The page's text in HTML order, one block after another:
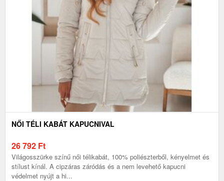
NŐI TÉLI KABÁT KAPUCNIVAL
26 792 Ft
Világosszürke színű női télikabát, 100% poliészterből, kényelmet és
stílust kínál. A cipzáras záródás és a nem levehető kapucni
védelmet nyújt a hi...